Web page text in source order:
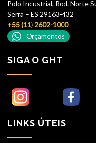
Polo Industrial, Rod. Norte
Serra – ES 29163-432
+55 (11) 2602-1000
Orçamentos
SIGA O GHT
LINKS ÚTEIS